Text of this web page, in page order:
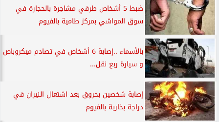
ضبط 5 أشخاص طرفي مشاجرة بالحجارة في
سوق المواشي بمركز طامية بالفيوم
بالأسماء ..إصابة 6 أشخاص في تصادم ميكروباص
و سيارة ربع نقل...
إصابة شخصين بحروق بعد اشتعال النيران في
دراجة بخارية بالفيوم